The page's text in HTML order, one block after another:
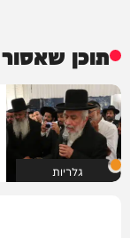
תוכן
גלריות